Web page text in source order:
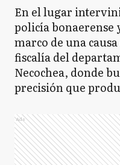
En el lugar
policía bonaerense
marco de una
fiscalía del
Necochea, donde
precisión que
Ads